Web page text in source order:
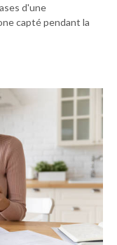
d'une
capté pendant la